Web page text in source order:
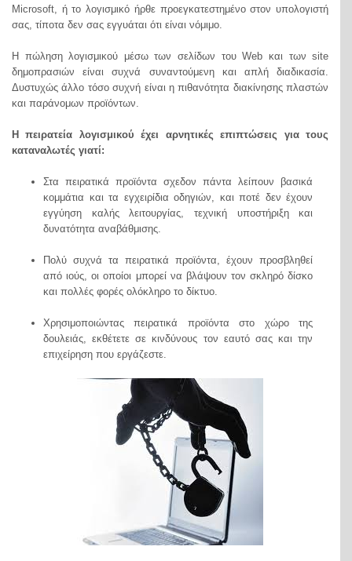
Microsoft, ή το λογισμικό ήρθε προεγκατεστημένο στον υπολογιστή
σας, τίποτα δεν σας εγγυάται ότι είναι νόμιμο.
Η πώληση λογισμικού μέσω των σελίδων του Web και των site
δημοπρασιών είναι συχνά συναντούμενη και απλή διαδικασία.
Δυστυχώς άλλο τόσο συχνή είναι η πιθανότητα διακίνησης πλαστών
και παράνομων προϊόντων.
Η πειρατεία λογισμικού έχει αρνητικές επιπτώσεις για τους
καταναλωτές γιατί:
Στα πειρατικά προϊόντα σχεδον πάντα λείπουν βασικά
κομμάτια και τα εγχειρίδια οδηγιών, και ποτέ δεν έχουν
εγγύηση καλής λειτουργίας, τεχνική υποστήριξη και
δυνατότητα αναβάθμισης.
Πολύ συχνά τα πειρατικά προϊόντα, έχουν προσβληθεί
από ιούς, οι οποίοι μπορεί να βλάψουν τον σκληρό δίσκο
και πολλές φορές ολόκληρο το δίκτυο.
Χρησιμοποιώντας πειρατικά προϊόντα στο χώρο της
δουλειάς, εκθέτετε σε κινδύνους τον εαυτό σας και την
επιχείρηση που εργάζεστε.